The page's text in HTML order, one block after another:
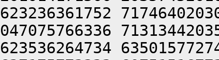
623236361752
047075766336
623536264734